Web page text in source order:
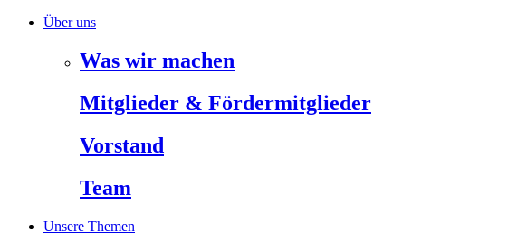
Über uns
Was wir machen
Mitglieder & Fördermitglieder
Vorstand
Team
Unsere Themen